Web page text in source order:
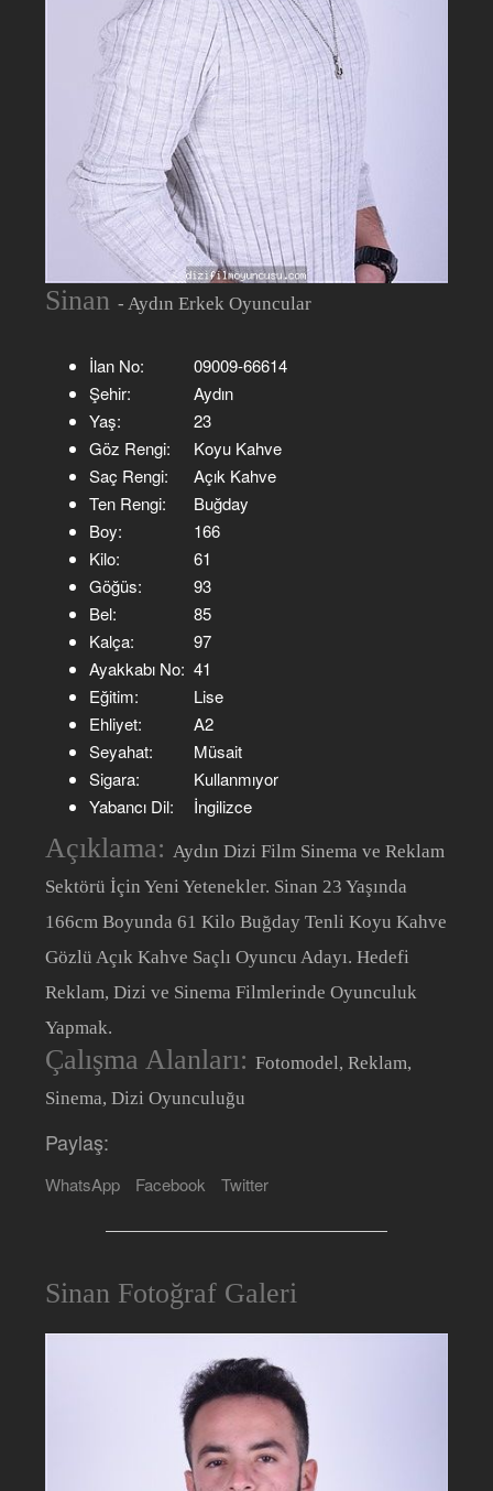
Sinan- Aydın Erkek Oyuncular
İlan No:
09009-66614
Şehir:
Aydın
Yaş:
23
Göz Rengi:
Koyu Kahve
Saç Rengi:
Açık Kahve
Ten Rengi:
Buğday
Boy:
166
Kilo:
61
Göğüs:
93
Bel:
85
Kalça:
97
Ayakkabı No: 41
Eğitim:
Lise
Ehliyet:
A2
Seyahat:
Müsait
Sigara:
Kullanmıyor
Yabancı Dil:
İngilizce
Açıklama:Aydın Dizi Film Sinema ve Reklam
Sektörü İçin Yeni Yetenekler. Sinan 23 Yaşında
166cm Boyunda 61 Kilo Buğday Tenli Koyu Kahve
Gözlü Açık Kahve Saçlı Oyuncu Adayı. Hedefi
Reklam, Dizi ve Sinema Filmlerinde Oyunculuk
Yapmak.
Çalışma Alanları:Fotomodel, Reklam,
Sinema, Dizi Oyunculuğu
Paylaş:
WhatsApp Facebook Twitter
Sinan Fotoğraf Galeri